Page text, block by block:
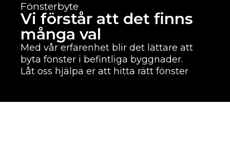
Fönsterbyte
Vi förstår att det finns
många val
Med vår erfarenhet blir det lättare att
byta fönster i befintliga byggnader.
Låt oss hjälpa er att hitta rätt fönster